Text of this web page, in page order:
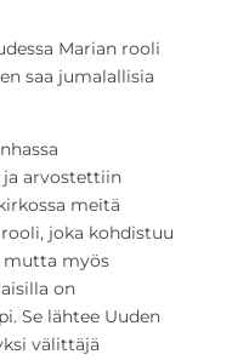
Marian rooli
saa jumalallisia
arvostettiin
meitä
joka kohdistuu
mutta myös
on
Se lähtee Uuden
välittäjä